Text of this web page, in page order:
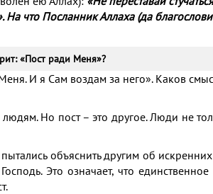
На что Посланник Аллаха (да
«Пост ради Меня»?
И я Сам воздам за него». Каков
Но пост – это другое. Люди не
объяснить другим об
Это означает, что